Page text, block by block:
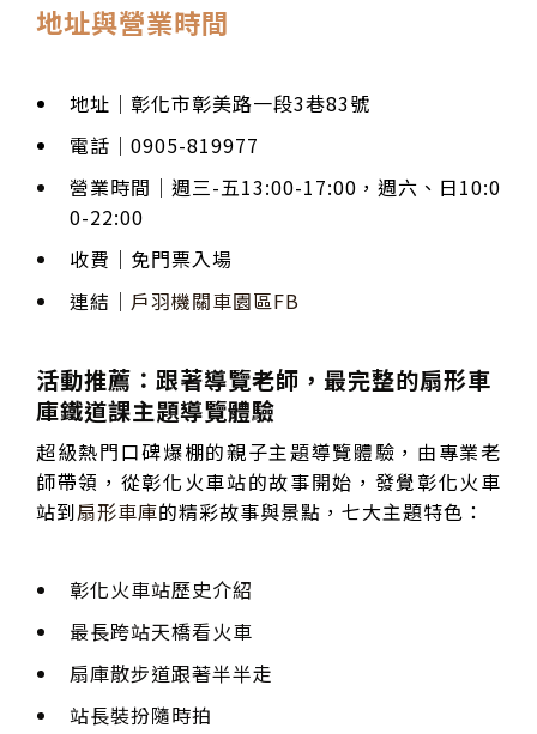
地址與營業時間
地址｜彰化市彰美路一段3巷83號
電話｜0905-819977
營業時間｜週三-五13:00-17:00，週六、日10:0
0-22:00
收費｜免門票入場
連結｜ 戶羽機關車園區FB
活動推薦：跟著導覽老師，最完整的扇形車
庫鐵道課主題導覽體驗
超級熱門口碑爆棚的親子主題導覽體驗，由專業老
師帶領，從彰化火車站的故事開始，發覺彰化火車
站到扇形車庫的精彩故事與景點，七大主題特色：
彰化火車站歷史介紹
最長跨站天橋看火車
扇庫散步道跟著半半走
站長裝扮隨時拍